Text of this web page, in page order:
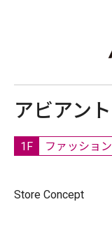
アビアント
1F ファッション
Store Concept